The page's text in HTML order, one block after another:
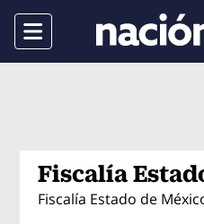
Menu
Fiscalía
Fiscalía Estado de